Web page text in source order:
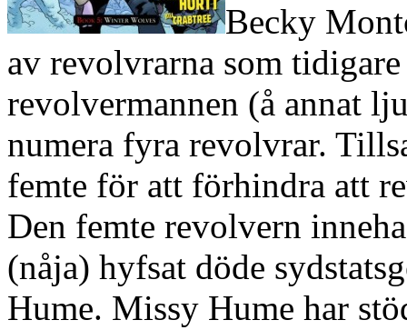
Becky
av revolvrarna som
revolvermannen (å annat
numera fyra revolvrar.
femte för att förhindra att
Den femte revolvern
(nåja) hyfsat döde
Hume. Missy Hume har